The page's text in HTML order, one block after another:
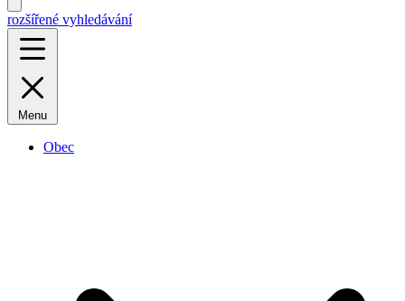
rozšířené vyhledávání
Menu
Obec